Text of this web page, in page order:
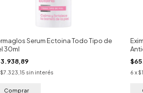
Serum Ectoina Todo Tipo de
30ml
$7.323,15 sin interés 6 x